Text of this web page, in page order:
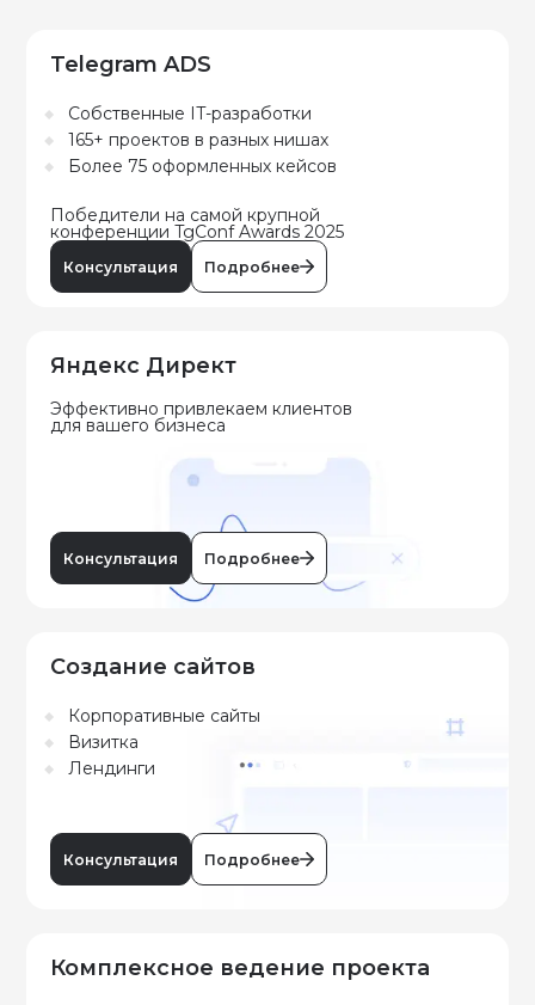
Telegram ADS
Собственные IT-разработки
165+ проектов в разных нишах
Более 75 оформленных кейсов
Победители на самой крупной
конференции TgConf Awards 2025
Консультация Подробнее
Яндекс Директ
Эффективно привлекаем клиентов
для вашего бизнеса
Консультация Подробнее
Создание сайтов
Корпоративные сайты
Визитка
Лендинги
Консультация Подробнее
Комплексное ведение проекта